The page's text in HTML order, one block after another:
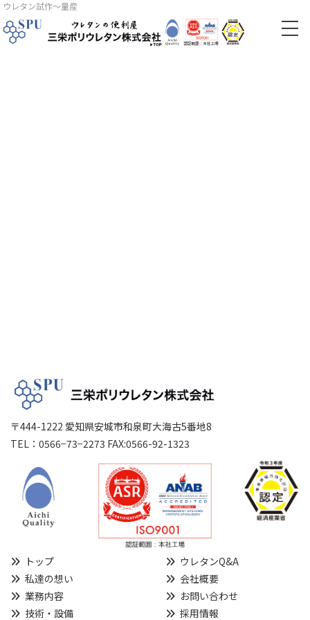
ウレタン試作～量産
〒444-1222 愛知県安城市和泉町大海古5番地8
TEL：0566−73−2273 FAX:0566-92-1323
トップ
私達の想い
業務内容
技術・設備
ウレタンQ&A
会社概要
お問い合わせ
採用情報